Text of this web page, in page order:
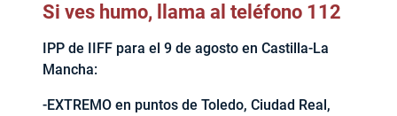
Si ves humo, llama al teléfono 112
IPP de IIFF para el 9 de agosto en Castilla-La
Mancha:
-EXTREMO en puntos de Toledo, Ciudad Real,